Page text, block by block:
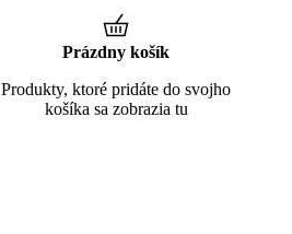
Prázdny košík
Produkty, ktoré pridáte do svojho
košíka sa zobrazia tu